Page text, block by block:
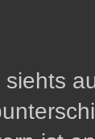
siehts